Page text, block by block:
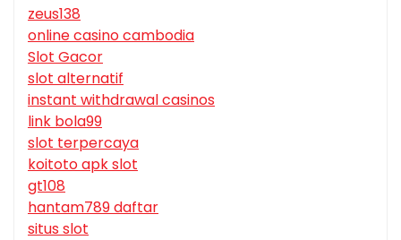
zeus138
online casino cambodia
Slot Gacor
slot alternatif
instant withdrawal casinos
link bola99
slot terpercaya
koitoto apk slot
gt108
hantam789 daftar
situs slot